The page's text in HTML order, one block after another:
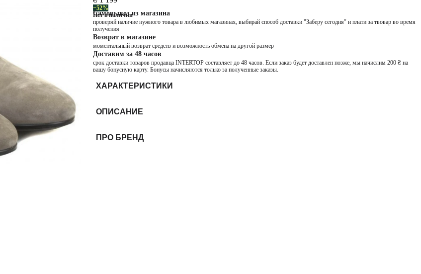
−52%
Нет в наличии
Самовывоз из магазина
проверяй наличие нужного товара в любимых магазинах, выбирай способ доставки "Заберу сегодня" и плати за твовар во время
получения
Возврат в магазине
моментальный возврат средств и возможность обмена на другой размер
Доставим за 48 часов
срок доставки товаров продавца INTERTOP составляет до 48 часов. Если заказ будет доставлен позже, мы начислим 200 ₴ на
вашу бонусную карту. Бонусы начисляются только за полученные заказы.
ХАРАКТЕРИСТИКИ
ОПИСАНИЕ
ПРО БРЕНД